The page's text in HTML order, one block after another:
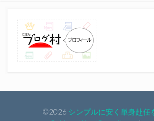
©2026 シンプルに安く単身赴任